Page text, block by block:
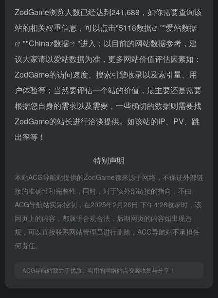
ZodGame浏览人数已经达到241,688，如你需要查询该
站的相关权重信息，可以点击"5118数据 ""爱站数据
""Chinaz数据
"进入；以目前的网站数据参考，建
议大家请以爱站数据为准，更多网站价值评估因素如：
ZodGame的访问速度、搜索引擎收录以及索引量、用
户体验等；当然要评估一个站的价值，最主要还是需要
根据您自身的需求以及需要，一些确切的数据则需要找
ZodGame的站长进行洽谈提供。如该站的IP、PV、跳
出率等！
特别声明
本站ACG导航站提供的ZodGame都来源于网络，不保证外部链
接的准确性和完整性，同时，对于该外部链接的指向，不由
ACG导航站实际控制，在2025年2月26日 下午4:26收录时，该
网页上的内容，都属于合规合法，后期网页的内容如出现违
规，可以直接联系网站管理员进行删除，ACG导航站不承担任
何责任。
ACG导航站致力于优质、实用的网络站点资源收集与分享！